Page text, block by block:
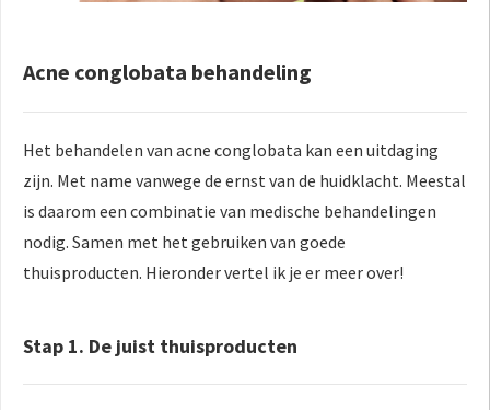
Acne conglobata behandeling
Het behandelen van acne conglobata kan een uitdaging
zijn. Met name vanwege de ernst van de huidklacht. Meestal
is daarom een combinatie van medische behandelingen
nodig. Samen met het gebruiken van goede
thuisproducten. Hieronder vertel ik je er meer over!
Stap 1. De juist thuisproducten